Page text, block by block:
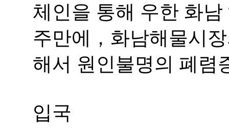
체인을 통해 우한 화
주만에，화남해물시
해서 원인불명의 폐렴
입국